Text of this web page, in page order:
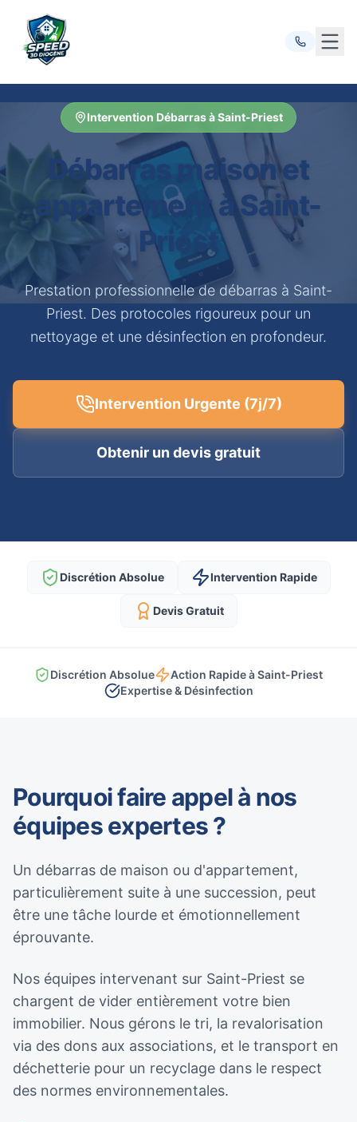
Intervention Débarras à Saint-Priest
Débarras maison et
appartement à Saint-
Priest
Prestation professionnelle de débarras à Saint-
Priest. Des protocoles rigoureux pour un
nettoyage et une désinfection en profondeur.
Intervention Urgente (7j/7)
Obtenir un devis gratuit
Discrétion Absolue Intervention Rapide
Devis Gratuit
Discrétion Absolue
Action Rapide à Saint-Priest
Expertise & Désinfection
Pourquoi faire appel à nos
équipes expertes ?
Un débarras de maison ou d'appartement,
particulièrement suite à une succession, peut
être une tâche lourde et émotionnellement
éprouvante.
Nos équipes intervenant sur Saint-Priest se
chargent de vider entièrement votre bien
immobilier. Nous gérons le tri, la revalorisation
via des dons aux associations, et le transport en
déchetterie pour un recyclage dans le respect
des normes environnementales.